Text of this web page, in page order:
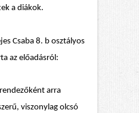
a diákok.
Csaba 8. b osztályos
az előadásról:
arra
viszonylag olcsó